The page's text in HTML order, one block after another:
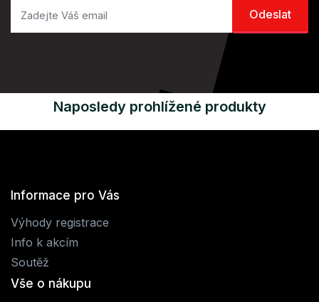
Naposledy prohlížené produkty
Informace pro Vás
Výhody registrace
Info k akcím
Soutěž
Vše o nákupu